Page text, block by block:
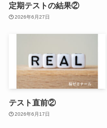
定期テストの結果②
2026年6月27日
テスト直前②
2026年6月17日